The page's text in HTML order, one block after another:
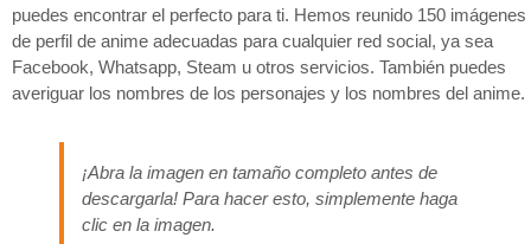
puedes encontrar el perfecto para ti. Hemos reunido 150 imágenes
de perfil de anime adecuadas para cualquier red social, ya sea
Facebook, Whatsapp, Steam u otros servicios. También puedes
averiguar los nombres de los personajes y los nombres del anime.
¡Abra la imagen en tamaño completo antes de
descargarla! Para hacer esto, simplemente haga
clic en la imagen.